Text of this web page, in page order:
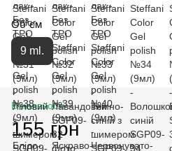
Об`єм
9 ml.
В наявності
155 грн